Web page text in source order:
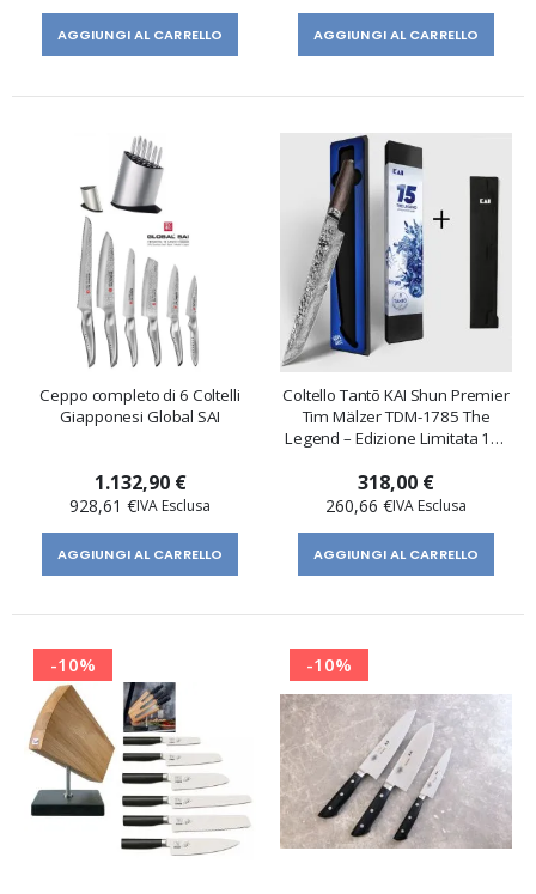
AGGIUNGI AL CARRELLO AGGIUNGI AL CARRELLO
Ceppo completo di 6 Coltelli
Giapponesi Global SAI
1.132,90 €
928,61 €
AGGIUNGI AL CARRELLO
Coltello Tantō KAI Shun Premier
Tim Mälzer TDM-1785 The
Legend – Edizione Limitata 15°
MAGNETICA
318,00 €
260,66 €
AGGIUNGI AL CARRELLO
-10% -10%